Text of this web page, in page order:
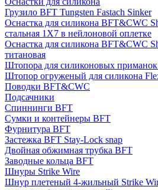
Грузило BFT Tungsten Fastach Sinker
Оснастка для силикона BFT&CWC
стальная 1X7 в нейлоновой оплетке
Оснастка для силикона BFT&CWC
титановая
Штопора для силиконовых
Штопор огруженый для силикона
Поводки BFT&CWC
Подсачники
Спиннинги BFT
Сумки и контейнеры BFT
Фурнитура BFT
Застежка BFT Stay-Lock snap
Двойная обжимная трубка BFT
Заводные кольца BFT
Шнуры Strike Wire
Шнур плетеный 4-жильный Strike